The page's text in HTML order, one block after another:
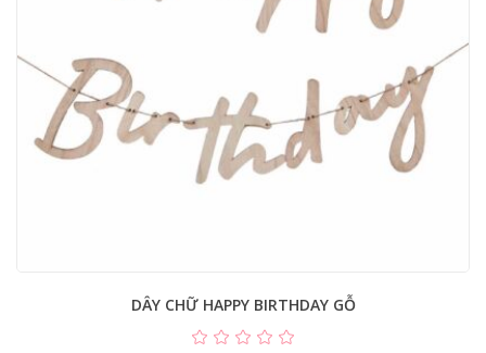
DÂY CHỮ HAPPY BIRTHDAY GỖ